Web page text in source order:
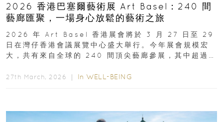
2026 香港巴塞爾藝術展 Art Basel：240 間
藝廊匯聚，一場身心放鬆的藝術之旅
2026 年 Art Basel 香港展會將於 3 月 27 日至 29
日在灣仔香港會議展覽中心盛大舉行。今年展會規模宏
大，共有來自全球的 240 間頂尖藝廊參展，其中超過半
27th March, 2026 ｜ In WELL-BEING